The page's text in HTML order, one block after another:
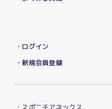
・ログイン
・新規会員登録
・スポニチアネックス